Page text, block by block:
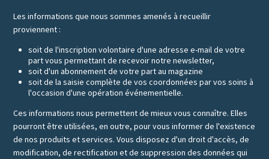
Les informations que nous sommes amenés à recueillir
proviennent :
soit de l'inscription volontaire d'une adresse e-mail de votre
part vous permettant de recevoir notre newsletter,
soit d'un abonnement de votre part au magazine
soit de la saisie complète de vos coordonnées par vos soins à
l'occasion d'une opération événementielle.
Ces informations nous permettent de mieux vous connaître. Elles
pourront être utilisées, en outre, pour vous informer de l'existence
de nos produits et services. Vous disposez d'un droit d'accès, de
modification, de rectification et de suppression des données qui